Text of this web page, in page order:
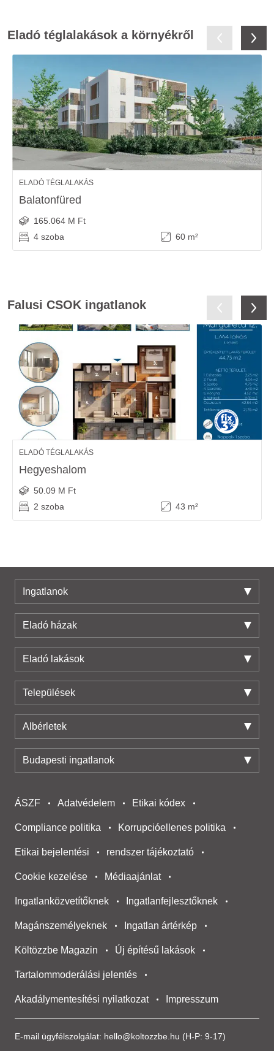
Eladó téglalakások a környékről
ELADÓ TÉGLALAKÁS
Balatonfüred
165.064 M Ft
4 szoba
60 m²
Falusi CSOK ingatlanok
ELADÓ TÉGLALAKÁS
Hegyeshalom
50.09 M Ft
2 szoba
43 m²
Ingatlanok
Eladó házak
Eladó lakások
Települések
Albérletek
Budapesti ingatlanok
E-mail ügyfélszolgálat: hello@koltozzbe.hu (H-P: 9-17)
ÁSZF Adatvédelem Etikai kódex
Compliance politika Korrupcióellenes politika
Etikai bejelentési rendszer tájékoztató
Cookie kezelése Médiaajánlat
Ingatlanközvetítőknek Ingatlanfejlesztőknek
Magánszemélyeknek Ingatlan ártérkép
Költözzbe Magazin Új építésű lakások
Tartalommoderálási jelentés
Akadálymentesítési nyilatkozat Impresszum